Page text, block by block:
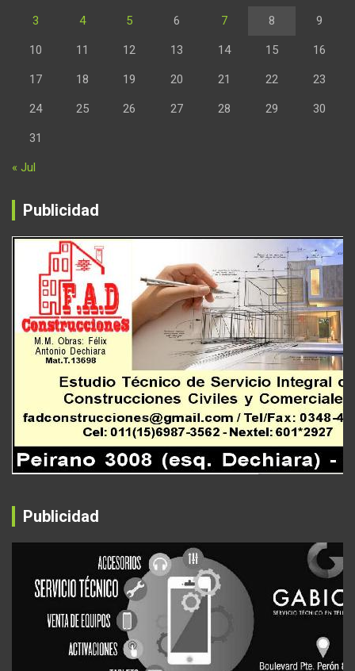
3 4 5 6 7 8 9
10 11 12 13 14 15 16
17 18 19 20 21 22 23
24 25 26 27 28 29 30
31
« Jul
Publicidad
Publicidad